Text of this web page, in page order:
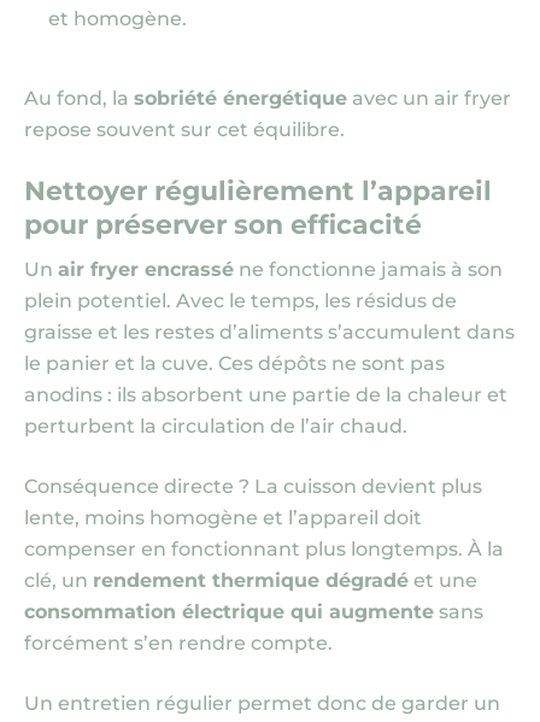
et homogène.
Au fond, la sobriété énergétique avec un air fryer
repose souvent sur cet équilibre.
Nettoyer régulièrement l’appareil
pour préserver son efficacité
Un air fryer encrassé ne fonctionne jamais à son
plein potentiel. Avec le temps, les résidus de
graisse et les restes d’aliments s’accumulent dans
le panier et la cuve. Ces dépôts ne sont pas
anodins : ils absorbent une partie de la chaleur et
perturbent la circulation de l’air chaud.
Conséquence directe ? La cuisson devient plus
lente, moins homogène et l’appareil doit
compenser en fonctionnant plus longtemps. À la
clé, un rendement thermique dégradé et une
consommation électrique qui augmente sans
forcément s’en rendre compte.
Un entretien régulier permet donc de garder un